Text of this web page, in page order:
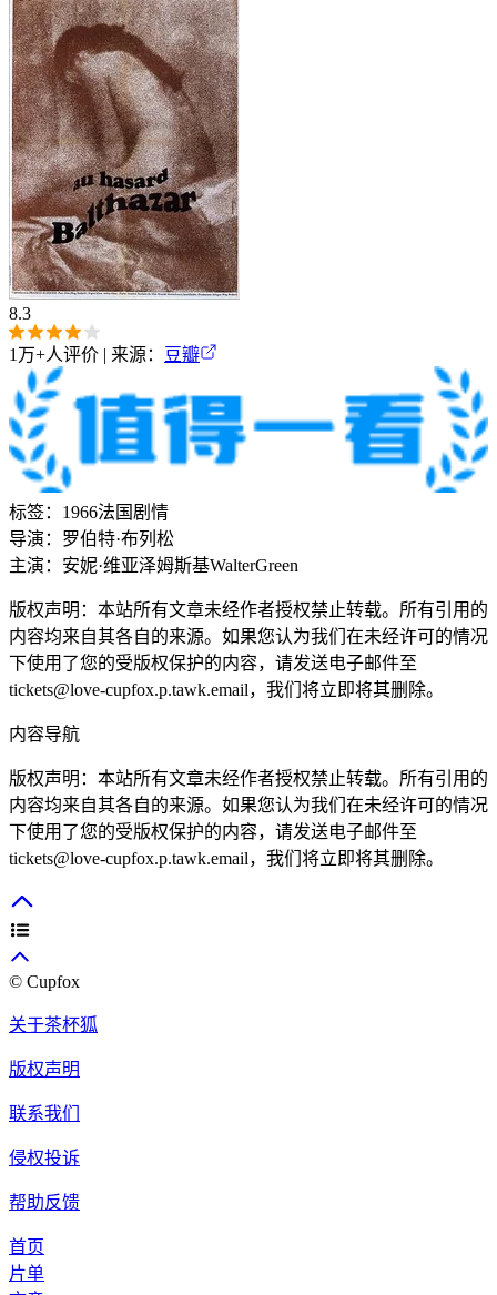
8.3
1万+人评价 | 来源： 豆瓣
标签： 1966法国 剧情
导演： 罗伯特·布列松
主演： 安妮·维亚泽姆斯基WalterGreen
版权声明：本站所有文章未经作者授权禁止转载。所有引用的
内容均来自其各自的来源。如果您认为我们在未经许可的情况
下使用了您的受版权保护的内容，请发送电子邮件至
tickets@love-cupfox.p.tawk.email，我们将立即将其删除。
内容导航
版权声明：本站所有文章未经作者授权禁止转载。所有引用的
内容均来自其各自的来源。如果您认为我们在未经许可的情况
下使用了您的受版权保护的内容，请发送电子邮件至
tickets@love-cupfox.p.tawk.email，我们将立即将其删除。
© Cupfox
关于茶杯狐
版权声明
联系我们
侵权投诉
帮助反馈
首页
片单